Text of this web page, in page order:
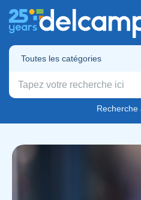
Toutes les catégories
Recherche